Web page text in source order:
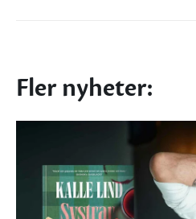
Fler nyheter: